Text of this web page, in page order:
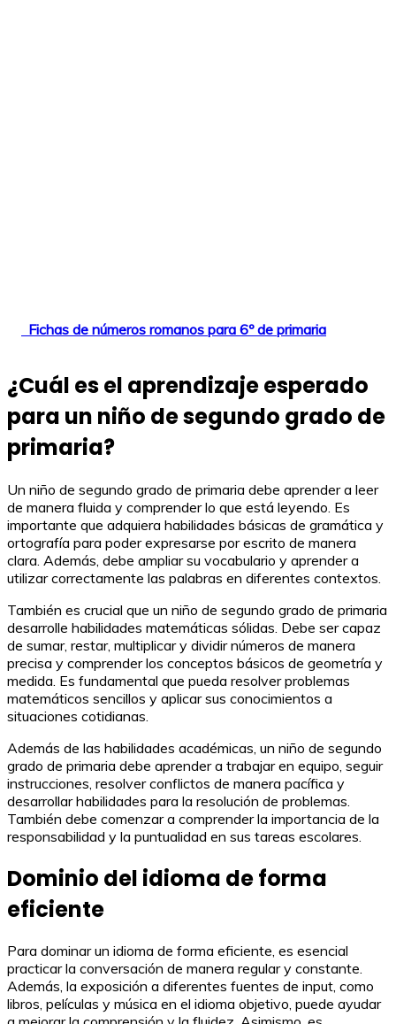
Fichas de números romanos para 6º de primaria
¿Cuál es el aprendizaje esperado
para un niño de segundo grado de
primaria?
Un niño de segundo grado de primaria debe aprender a leer
de manera fluida y comprender lo que está leyendo. Es
importante que adquiera habilidades básicas de gramática y
ortografía para poder expresarse por escrito de manera
clara. Además, debe ampliar su vocabulario y aprender a
utilizar correctamente las palabras en diferentes contextos.
También es crucial que un niño de segundo grado de primaria
desarrolle habilidades matemáticas sólidas. Debe ser capaz
de sumar, restar, multiplicar y dividir números de manera
precisa y comprender los conceptos básicos de geometría y
medida. Es fundamental que pueda resolver problemas
matemáticos sencillos y aplicar sus conocimientos a
situaciones cotidianas.
Además de las habilidades académicas, un niño de segundo
grado de primaria debe aprender a trabajar en equipo, seguir
instrucciones, resolver conflictos de manera pacífica y
desarrollar habilidades para la resolución de problemas.
También debe comenzar a comprender la importancia de la
responsabilidad y la puntualidad en sus tareas escolares.
Dominio del idioma de forma
eficiente
Para dominar un idioma de forma eficiente, es esencial
practicar la conversación de manera regular y constante.
Además, la exposición a diferentes fuentes de input, como
libros, películas y música en el idioma objetivo, puede ayudar